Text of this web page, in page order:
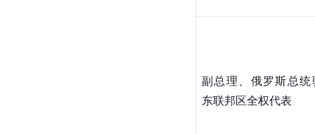
副总理、俄罗斯总统
东联邦区全权代表